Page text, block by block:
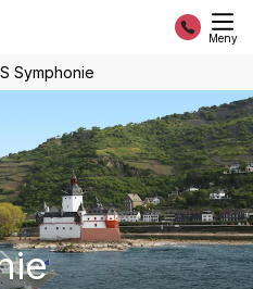
Meny
Symphonie